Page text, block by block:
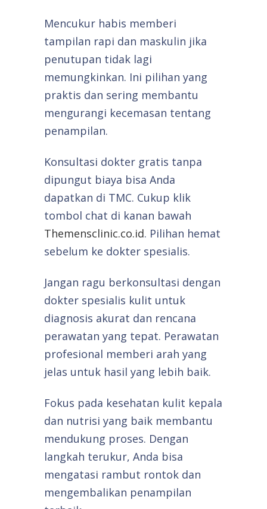
Mencukur habis memberi
tampilan rapi dan maskulin jika
penutupan tidak lagi
memungkinkan. Ini pilihan yang
praktis dan sering membantu
mengurangi kecemasan tentang
penampilan.
Konsultasi dokter gratis tanpa
dipungut biaya bisa Anda
dapatkan di TMC. Cukup klik
tombol chat di kanan bawah
Themensclinic.co.id. Pilihan hemat
sebelum ke dokter spesialis.
Jangan ragu berkonsultasi dengan
dokter spesialis kulit untuk
diagnosis akurat dan rencana
perawatan yang tepat. Perawatan
profesional memberi arah yang
jelas untuk hasil yang lebih baik.
Fokus pada kesehatan kulit kepala
dan nutrisi yang baik membantu
mendukung proses. Dengan
langkah terukur, Anda bisa
mengatasi rambut rontok dan
mengembalikan penampilan